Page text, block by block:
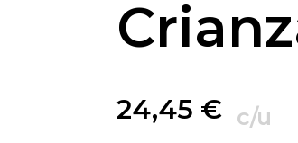
24,45 € c/u